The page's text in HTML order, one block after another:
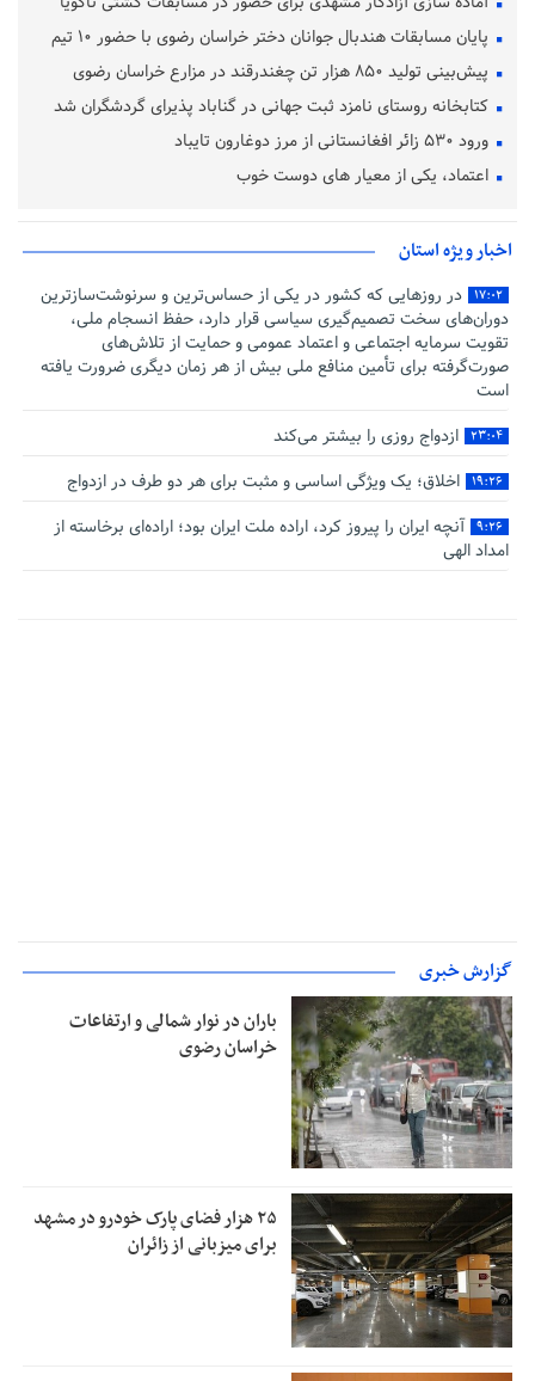
پایان مسابقات هندبال جوانان دختر خراسان رضوی با حضور ۱۰ تیم
پیش‌بینی تولید ۸۵۰ هزار تن چغندرقند در مزارع خراسان رضوی
کتابخانه روستای نامزد ثبت جهانی در گناباد پذیرای گردشگران شد
ورود ۵۳۰ زائر افغانستانی از مرز دوغارون تایباد
اعتماد، یکی از معیار های دوست خوب
اخبار ویژه استان
۱۷:۰۲
در روزهایی که کشور در یکی از حساس‌ترین و سرنوشت‌سازترین
دوران‌های سخت تصمیم‌گیری سیاسی قرار دارد، حفظ انسجام ملی،
تقویت سرمایه اجتماعی و اعتماد عمومی و حمایت از تلاش‌های
صورت‌گرفته برای تأمین منافع ملی بیش از هر زمان دیگری ضرورت یافته
است
۲۳:۰۴ ازدواج روزی را بیشتر می‌کند
۱۹:۲۶ اخلاق؛ یک ویژگی اساسی و مثبت برای هر دو طرف در ازدواج
۹:۲۶
آنچه ایران را پیروز کرد، اراده ملت ایران بود؛ اراده‌ای برخاسته از
امداد الهی
گزارش خبری
باران در نوار شمالی و ارتفاعات
خراسان رضوی
۲۵ هزار فضای پارک خودرو در مشهد
برای میزبانی از زائران